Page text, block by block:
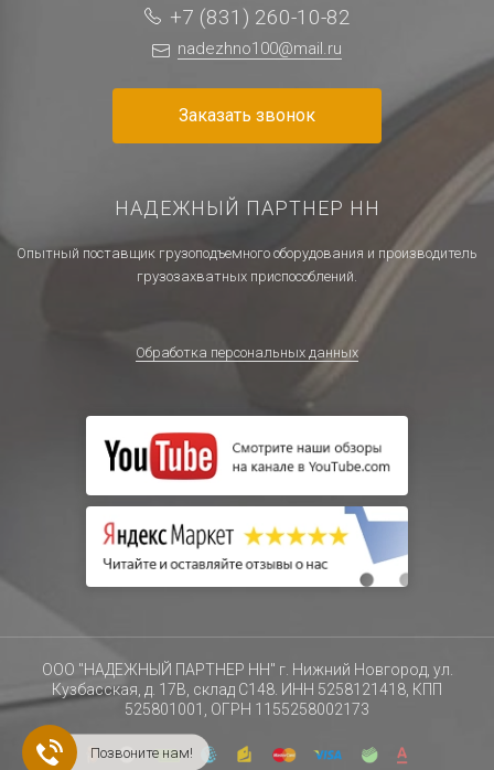
+7 (831) 260-10-82
nadezhno100@mail.ru
Заказать звонок
НАДЕЖНЫЙ ПАРТНЕР НН
Опытный поставщик грузоподъемного оборудования и производитель
грузозахватных приспособлений.
Обработка персональных данных
ООО "НАДЕЖНЫЙ ПАРТНЕР НН" г. Нижний Новгород, ул.
Кузбасская, д. 17В, склад С148. ИНН 5258121418, КПП
525801001, ОГРН 1155258002173
Позвоните нам!